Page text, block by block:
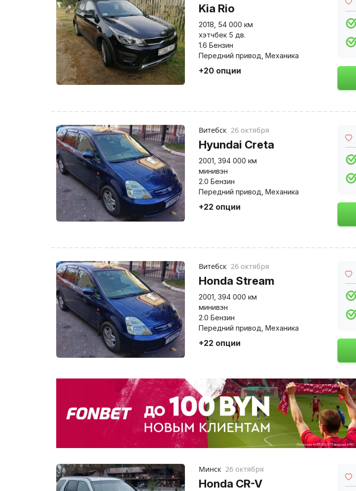
Kia Rio
2018 54 000 км
хэтчбек 5 дв.
1.6 Бензин
Передний привод Механика
+20 опции
Витебск 26 октября
Hyundai Creta
2001 394 000 км
минивэн
2.0 Бензин
Передний привод Механика
+22 опции
Витебск 26 октября
Honda Stream
2001 394 000 км
минивэн
2.0 Бензин
Передний привод Механика
+22 опции
Минск 26 октября
Honda CR-V